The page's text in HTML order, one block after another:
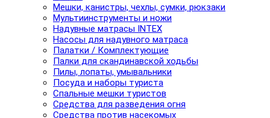
Мешки, канистры, чехлы, сумки, рюкзаки
Мультиинструменты и ножи
Надувные матрасы INTEX
Насосы для надувного матраса
Палатки / Комплектующие
Палки для скандинавской ходьбы
Пилы, лопаты, умывальники
Посуда и наборы туриста
Спальные мешки туристов
Средства для разведения огня
Средства против насекомых